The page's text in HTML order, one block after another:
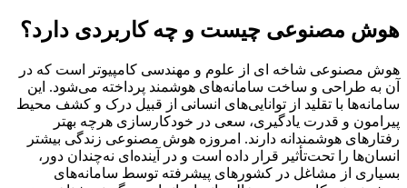
هوش مصنوعی چیست و چه کاربردی دارد؟
هوش مصنوعی شاخه ‌ای از علوم و مهندسی کامپیوتر است که در
آن به طراحی و ساخت سامانه‌های هوشمند پرداخته می‌شود. این
سامانه‌ها با تقلید از توانایی‌های انسانی از قبیل درک و کشف محیط
پیرامون و قدرت یادگیری، سعی در خودکارسازی هرچه بهتر
رفتارهای هوشمندانه دارند. امروزه هوش مصنوعی زندگی بیشتر
انسان‌ها را تحت‌تأثیر قرار داده است و در آینده‌ای نه‌چندان دور،
بسیاری از مشاغل در کشورهای پیشرفته توسط سامانه‌های